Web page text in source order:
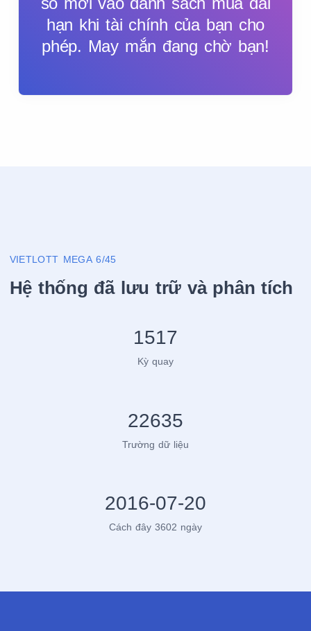
hạn khi tài chính của bạn cho
phép. May mắn đang chờ bạn!
VIETLOTT MEGA 6/45
Hệ thống đã lưu trữ và phân tích
1517
Kỳ quay
22635
Trường dữ liệu
2016-07-20
Cách đây 3602 ngày